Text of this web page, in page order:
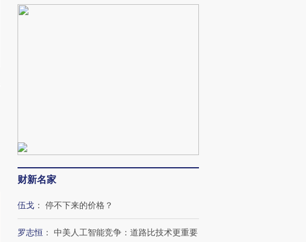
财新名家
伍戈 ： 停不下来的价格？
罗志恒 ： 中美人工智能竞争：道路比技术更重要